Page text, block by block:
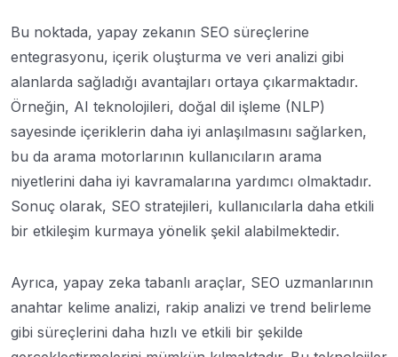
Bu noktada, yapay zekanın SEO süreçlerine
entegrasyonu, içerik oluşturma ve veri analizi gibi
alanlarda sağladığı avantajları ortaya çıkarmaktadır.
Örneğin, AI teknolojileri, doğal dil işleme (NLP)
sayesinde içeriklerin daha iyi anlaşılmasını sağlarken,
bu da arama motorlarının kullanıcıların arama
niyetlerini daha iyi kavramalarına yardımcı olmaktadır.
Sonuç olarak, SEO stratejileri, kullanıcılarla daha etkili
bir etkileşim kurmaya yönelik şekil alabilmektedir.
Ayrıca, yapay zeka tabanlı araçlar, SEO uzmanlarının
anahtar kelime analizi, rakip analizi ve trend belirleme
gibi süreçlerini daha hızlı ve etkili bir şekilde